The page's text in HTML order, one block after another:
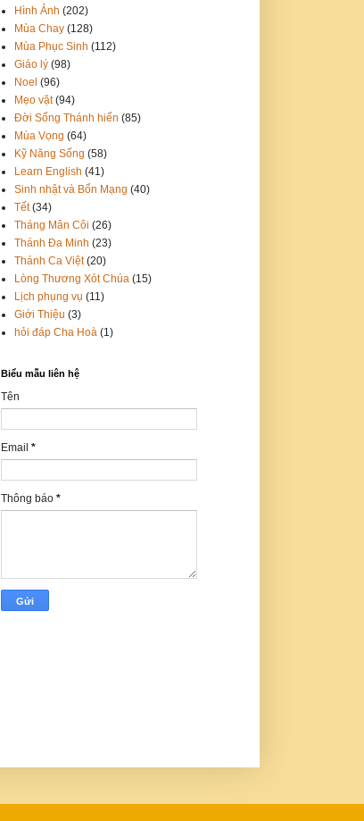
Hình Ảnh (202)
Mùa Chay (128)
Mùa Phục Sinh (112)
Giáo lý (98)
Noel (96)
Mẹo vặt (94)
Đời Sống Thánh hiến (85)
Mùa Vọng (64)
Kỹ Năng Sống (58)
Learn English (41)
Sinh nhật và Bổn Mạng (40)
Tết (34)
Tháng Mân Côi (26)
Thánh Đa Minh (23)
Thánh Ca Việt (20)
Lòng Thương Xót Chúa (15)
Lịch phụng vụ (11)
Giới Thiệu (3)
hỏi đáp Cha Hoà (1)
Biểu mẫu liên hệ
Tên
Email *
Thông báo *